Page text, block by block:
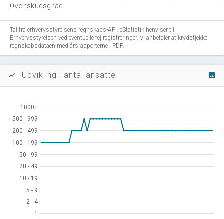
Overskudsgrad - - -
Tal fra erhvervsstyrelsens regnskabs-API. eStatistik henviser til
Erhvervsstyrelsen ved eventuelle fejlregistreringer. Vi anbefaler at krydstjekke
regnskabsdataen med årsrapporterne i PDF.
show_chart Udvikling i antal ansatte image
11
2 - 4
2 - 4
5 - 9
5 - 9
10 - 19
10 - 19
20 - 49
20 - 49
50 - 99
50 - 99
100 - 199
100 - 199
200 - 499
200 - 499
500 - 999
500 - 999
1000+
1000+